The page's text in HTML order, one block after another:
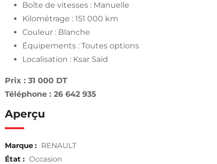
Boîte de vitesses : Manuelle
Kilométrage : 151 000 km
Couleur : Blanche
Équipements : Toutes options
Localisation : Ksar Saïd
Prix : 31 000 DT
Téléphone : 26 642 935
Aperçu
Marque : RENAULT
État : Occasion